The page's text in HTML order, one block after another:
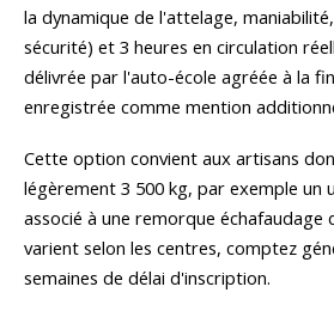
la dynamique de l'attelage,
sécurité) et 3 heures en circulation
délivrée par l'auto-école agréée à la
enregistrée comme mention
Cette option convient aux artisans
légèrement 3 500 kg, par exemple un
associé à une remorque échafaudage
varient selon les centres, comptez
semaines de délai d'inscription.